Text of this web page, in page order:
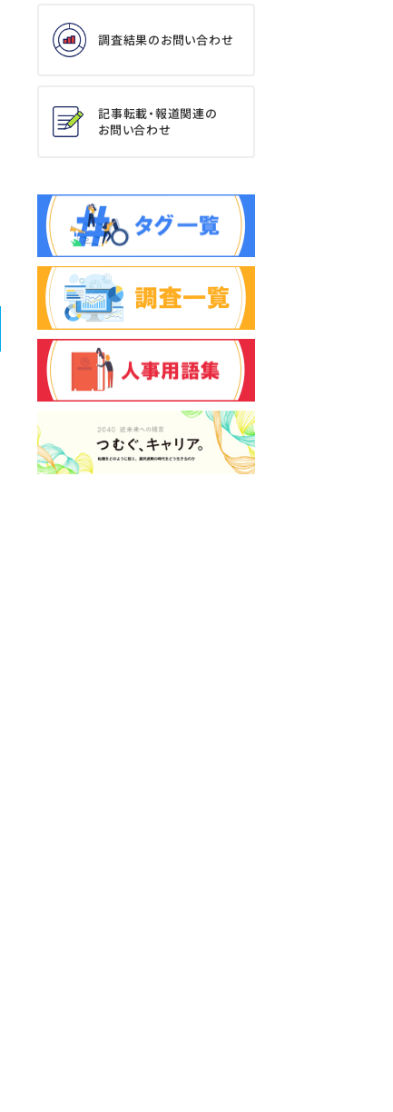
調査結果のお問い合わせ
記事転載・報道関連の
お問い合わせ